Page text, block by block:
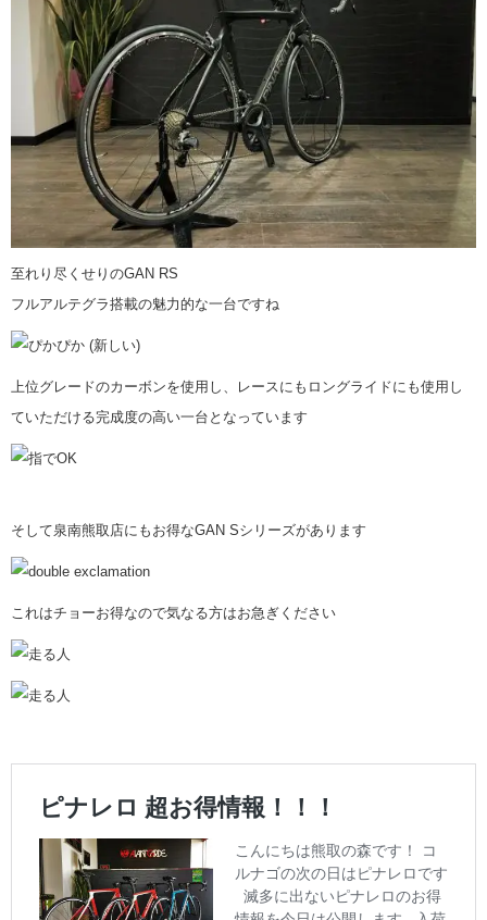
至れり尽くせりのGAN RS
フルアルテグラ搭載の魅力的な一台ですね
上位グレードのカーボンを使用し、レースにもロングライドにも使用し
ていただける完成度の高い一台となっています
そして泉南熊取店にもお得なGAN Sシリーズがあります
これはチョーお得なので気なる方はお急ぎください